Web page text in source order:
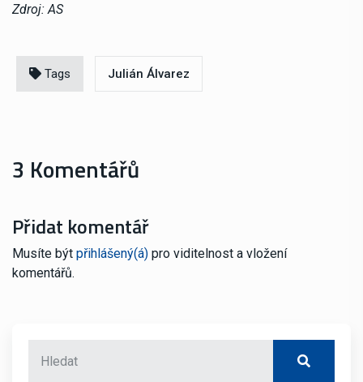
Zdroj: AS
Tags Julián Álvarez
3 Komentářů
Přidat komentář
Musíte být přihlášený(á) pro viditelnost a vložení
komentářů.